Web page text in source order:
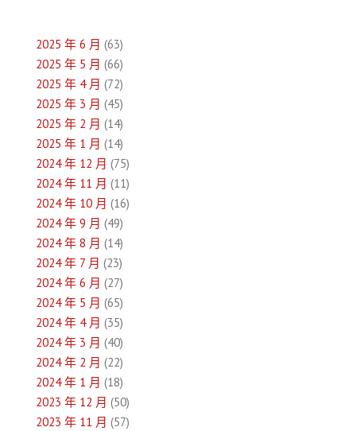
覽2025 年 6 月 (63)
2025 年 5 月 (66)
2025 年 4 月 (72)
2025 年 3 月 (45)
2025 年 2 月 (14)
2025 年 1 月 (14)
2024 年 12 月 (75)
2024 年 11 月 (11)
2024 年 10 月 (16)
2024 年 9 月 (49)
2024 年 8 月 (14)
2024 年 7 月 (23)
2024 年 6 月 (27)
2024 年 5 月 (65)
2024 年 4 月 (35)
2024 年 3 月 (40)
2024 年 2 月 (22)
2024 年 1 月 (18)
2023 年 12 月 (50)
2023 年 11 月 (57)